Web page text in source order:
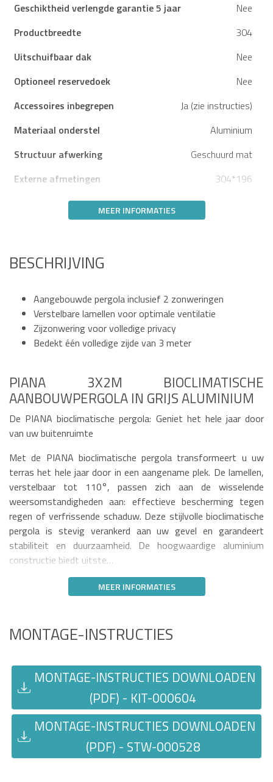
Geschiktheid verlengde garantie 5 jaar
Nee
Productbreedte
304
Uitschuifbaar dak
Nee
Optioneel reservedoek
Nee
Accessoires inbegrepen
Ja (zie instructies)
Materiaal onderstel
Aluminium
Structuur afwerking
Geschuurd mat
Externe afmetingen
304*196
MEER INFORMATIES
BESCHRIJVING
Aangebouwde pergola inclusief 2 zonweringen
Verstelbare lamellen voor optimale ventilatie
Zijzonwering voor volledige privacy
Bedekt één volledige zijde van 3 meter
PIANA 3X2M BIOCLIMATISCHE
AANBOUWPERGOLA IN GRIJS ALUMINIUM
De PIANA bioclimatische pergola: Geniet het hele jaar door
van uw buitenruimte
Met de PIANA bioclimatische pergola transformeert u uw
terras het hele jaar door in een aangename plek. De lamellen,
verstelbaar tot 110°, passen zich aan de wisselende
weersomstandigheden aan: effectieve bescherming tegen
regen of verfrissende schaduw. Deze stijlvolle bioclimatische
pergola is stevig verankerd aan uw gevel en garandeert
stabiliteit en duurzaamheid. De hoogwaardige aluminium
constructie biedt uitste…
MEER INFORMATIES
MONTAGE-INSTRUCTIES
MONTAGE-INSTRUCTIES DOWNLOADEN
(PDF) - KIT-000604
MONTAGE-INSTRUCTIES DOWNLOADEN
(PDF) - STW-000528